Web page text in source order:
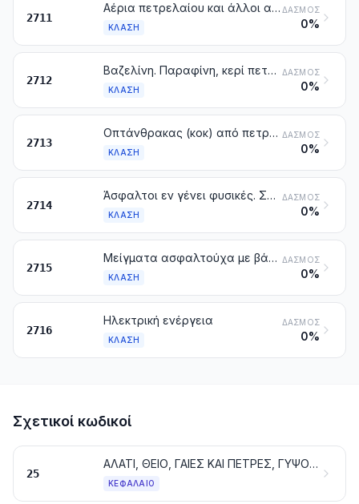
2711
Αέρια πετρελαίου και άλλοι αέριοι υδρογονάνθρακες
ΚΛΆΣΗ
ΔΑΣΜΌΣ
0%
2712
Βαζελίνη. Παραφίνη, κερί πετρελαίου μικροκρυστάλλινο, slack wax, οζοκηρίτης, κερί από λιγνίτη, κερί από τύρφη, άλλα ορυκτά κεριά και παρόμοια προϊόντα που λαμβάνονται με σύνθεση ή άλλες μεθόδους, έστω και χρωματισμένα
ΚΛΆΣΗ
ΔΑΣΜΌΣ
0%
2713
Οπτάνθρακας (κοκ) από πετρέλαιο, άσφαλτος από πετρέλαιο και άλλα υπολείμματα των λαδιών πετρελαίου ή των ασφαλτούχων ορυκτών
ΚΛΆΣΗ
ΔΑΣΜΌΣ
0%
2714
Άσφαλτοι εν γένει φυσικές. Σχίστες και άμμος, ασφαλτούχα. Ασφαλτίτες και πετρώματα ασφαλτούχα
ΚΛΆΣΗ
ΔΑΣΜΌΣ
0%
2715
Μείγματα ασφαλτούχα με βάση τη φυσική άσφαλτο εν γένει, την πίσσα του πετρελαίου, την ορυκτή πίσσα ή το υπόλειμμα αυτής (π.χ. μαστίχες ασφαλτούχες, cut-backs)
ΚΛΆΣΗ
ΔΑΣΜΌΣ
0%
2716
Ηλεκτρική ενέργεια
ΚΛΆΣΗ
ΔΑΣΜΌΣ
0%
Σχετικοί κωδικοί
25
ΑΛΑΤΙ, ΘΕΙΟ, ΓΑΙΕΣ ΚΑΙ ΠΕΤΡΕΣ, ΓΥΨΟΣ, ΑΣΒΕΣΤΗΣ ΚΑΙ ΤΣΙΜΕΝΤΑ
ΚΕΦΆΛΑΙΟ